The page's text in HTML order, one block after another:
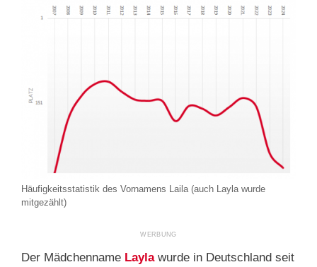
Häufigkeitsstatistik des Vornamens Laila (auch Layla wurde
mitgezählt)
Der Mädchenname Laylawurde in Deutschland seit